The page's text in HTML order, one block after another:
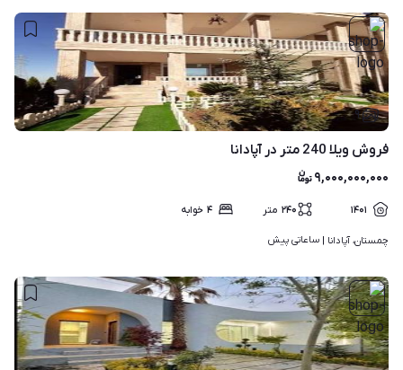
۹
فروش ویلا 240 متر در آپادانا
۹,۰۰۰,۰۰۰,۰۰۰
۱۴۰۱ ۲۴۰ متر ۴ خوابه
چمستان، آپادانا | ساعاتی پیش